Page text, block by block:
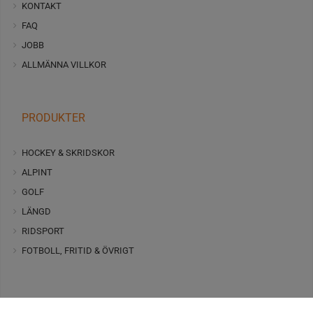
KONTAKT
FAQ
JOBB
ALLMÄNNA VILLKOR
PRODUKTER
HOCKEY & SKRIDSKOR
ALPINT
GOLF
LÄNGD
RIDSPORT
FOTBOLL, FRITID & ÖVRIGT